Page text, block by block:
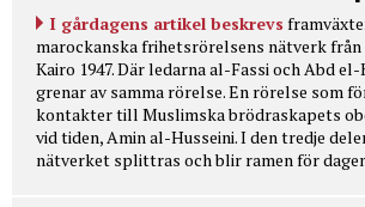
I gårdagens artikel beskrevs
marockanska frihetsrörelsens nätverk från
Kairo 1947. Där ledarna al-Fassi och Abd
grenar av samma rörelse. En rörelse som
kontakter till Muslimska brödraskapets
vid tiden, Amin al-Husseini. I den tredje
nätverket splittras och blir ramen för